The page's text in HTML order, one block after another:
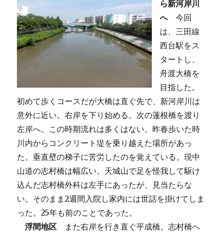
ら新河岸川
へ今回
は、三田線
西台駅をス
タートし、
舟渡大橋を
目指した。
初めて歩くコースだが大橋は直ぐ先で、新河岸川は
意外に近い。右岸を下り始める。次の蓮根橋を渡り
左岸へ。この時期流れは多くはない。昨春歩いた時
川内からコンクリート堤を乗り越えた場所があっ
た。垂直壁の梯子に苦労したのを覚えている。現中
山道の志村橋は幅広い。天城山で足を怪我して駆け
込んだ志村橋外科は左手にあったが、見当たらな
い。そのまま2週間入院し家内には世話を掛けてしま
った。25年も前のことであった。
浮間地区 また右岸を行き直ぐ平成橋。志村橋へ